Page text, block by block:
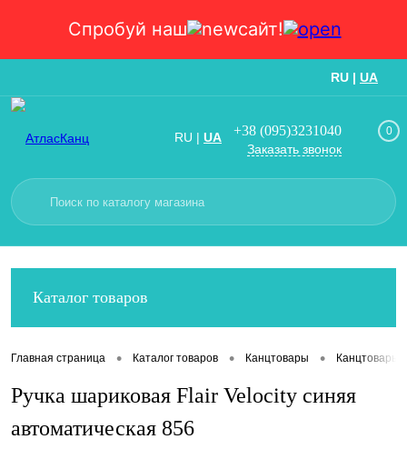
Спробуй наш сайт!
RU | UA
RU | UA +38 (095)3231040
Заказать звонок
0
Каталог товаров
Главная страница • Каталог товаров • Канцтовары • Канцтовары
Ручка шариковая Flair Velocity синяя
автоматическая 856